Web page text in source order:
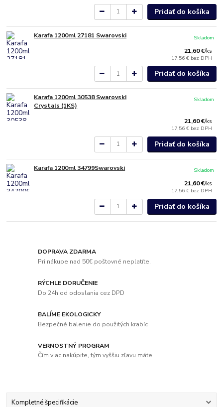
Pridať do košíka
Karafa 1200ml 27181 Swarovski
21,60 €/ks
17,56 € bez DPH
Skladom
Pridať do košíka
Karafa 1200ml 30538 Swarovski
Crystals (1KS)
21,60 €/ks
17,56 € bez DPH
Skladom
Pridať do košíka
Karafa 1200ml 34799Swarovski
21,60 €/ks
17,56 € bez DPH
Skladom
Pridať do košíka
DOPRAVA ZDARMA
Pri nákupe nad 50€ poštovné neplatíte.
RÝCHLE DORUČENIE
Do 24h od odoslania cez DPD
BALÍME EKOLOGICKY
Bezpečné balenie do použitých krabíc
VERNOSTNÝ PROGRAM
Čím viac nakúpite, tým vyššiu zľavu máte
Kompletné špecifikácie